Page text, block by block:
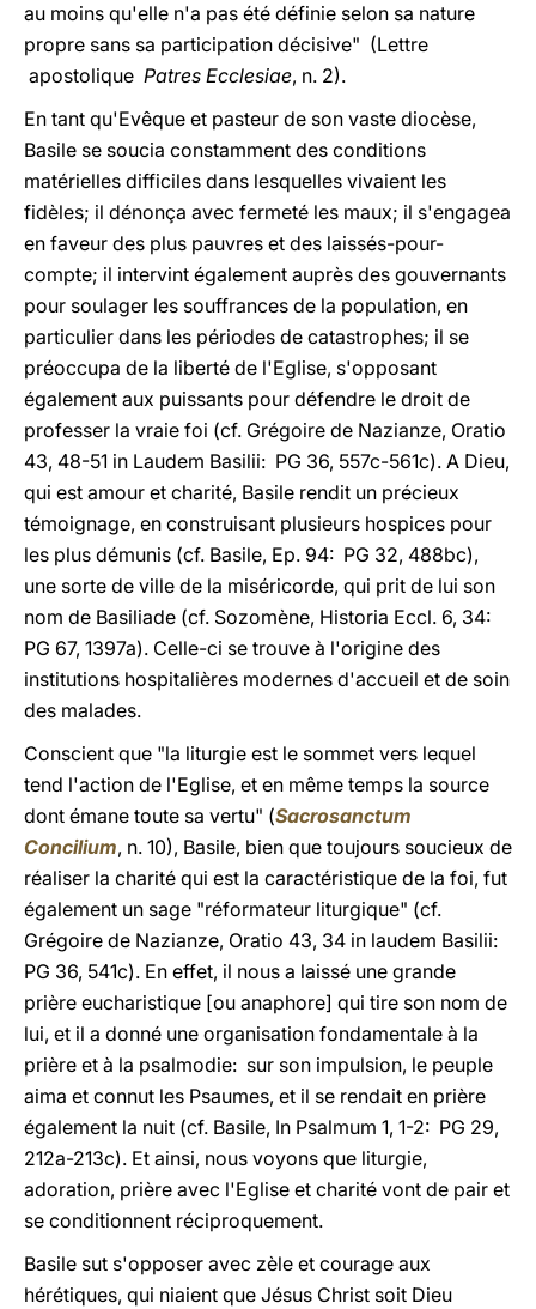
au moins qu'elle n'a pas été définie selon sa nature
propre sans sa participation décisive" (Lettre
apostolique Patres Ecclesiae, n. 2).
En tant qu'Evêque et pasteur de son vaste diocèse,
Basile se soucia constamment des conditions
matérielles difficiles dans lesquelles vivaient les
fidèles; il dénonça avec fermeté les maux; il s'engagea
en faveur des plus pauvres et des laissés-pour-
compte; il intervint également auprès des gouvernants
pour soulager les souffrances de la population, en
particulier dans les périodes de catastrophes; il se
préoccupa de la liberté de l'Eglise, s'opposant
également aux puissants pour défendre le droit de
professer la vraie foi (cf. Grégoire de Nazianze, Oratio
43, 48-51 in Laudem Basilii: PG 36, 557c-561c). A Dieu,
qui est amour et charité, Basile rendit un précieux
témoignage, en construisant plusieurs hospices pour
les plus démunis (cf. Basile, Ep. 94: PG 32, 488bc),
une sorte de ville de la miséricorde, qui prit de lui son
nom de Basiliade (cf. Sozomène, Historia Eccl. 6, 34:
PG 67, 1397a). Celle-ci se trouve à l'origine des
institutions hospitalières modernes d'accueil et de soin
des malades.
Conscient que "la liturgie est le sommet vers lequel
tend l'action de l'Eglise, et en même temps la source
dont émane toute sa vertu" (Sacrosanctum
Concilium, n. 10), Basile, bien que toujours soucieux de
réaliser la charité qui est la caractéristique de la foi, fut
également un sage "réformateur liturgique" (cf.
Grégoire de Nazianze, Oratio 43, 34 in laudem Basilii:
PG 36, 541c). En effet, il nous a laissé une grande
prière eucharistique [ou anaphore] qui tire son nom de
lui, et il a donné une organisation fondamentale à la
prière et à la psalmodie: sur son impulsion, le peuple
aima et connut les Psaumes, et il se rendait en prière
également la nuit (cf. Basile, In Psalmum 1, 1-2: PG 29,
212a-213c). Et ainsi, nous voyons que liturgie,
adoration, prière avec l'Eglise et charité vont de pair et
se conditionnent réciproquement.
Basile sut s'opposer avec zèle et courage aux
hérétiques, qui niaient que Jésus Christ soit Dieu